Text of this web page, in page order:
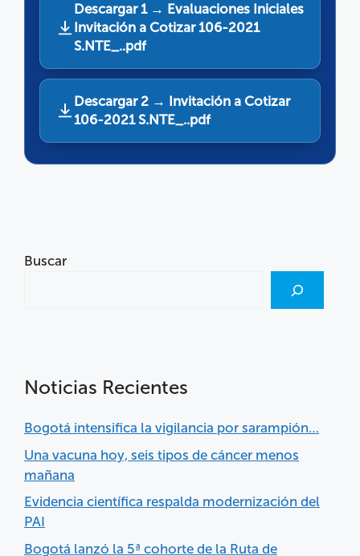
Descargar 1 → Evaluaciones Iniciales
Invitación a Cotizar 106-2021
S.NTE_..pdf
Descargar 2 → Invitación a Cotizar
106-2021 S.NTE_..pdf
Buscar
Noticias Recientes
Bogotá intensifica la vigilancia por sarampión…
Una vacuna hoy, seis tipos de cáncer menos
mañana
Evidencia científica respalda modernización del
PAI
Bogotá lanzó la 5ª cohorte de la Ruta de